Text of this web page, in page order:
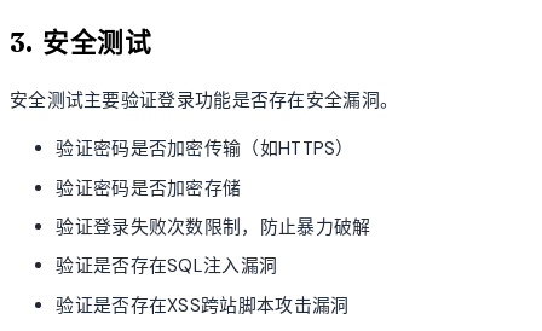
3. 安全测试
安全测试主要验证登录功能是否存在安全漏洞。
验证密码是否加密传输（如HTTPS）
验证密码是否加密存储
验证登录失败次数限制，防止暴力破解
验证是否存在SQL注入漏洞
验证是否存在XSS跨站脚本攻击漏洞